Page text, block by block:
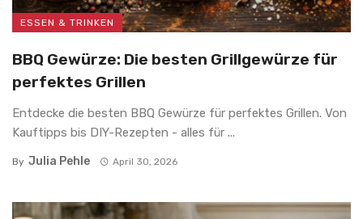
ESSEN & TRINKEN
BBQ Gewürze: Die besten Grillgewürze für
perfektes Grillen
Entdecke die besten BBQ Gewürze für perfektes Grillen. Von
Kauftipps bis DIY-Rezepten - alles für ...
By Julia Pehle April 30, 2026